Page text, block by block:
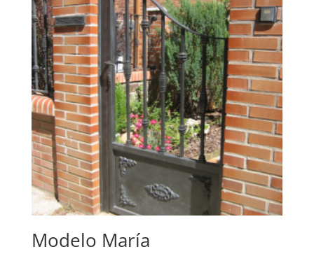
Modelo María